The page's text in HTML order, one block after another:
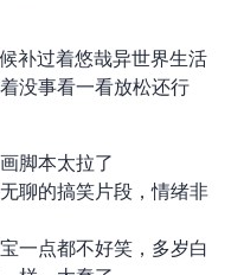
候补过着悠哉异世界生活
没事看一看放松还行
脚本太拉了
聊的搞笑片段，情绪非
一点都不好笑，30 多岁白